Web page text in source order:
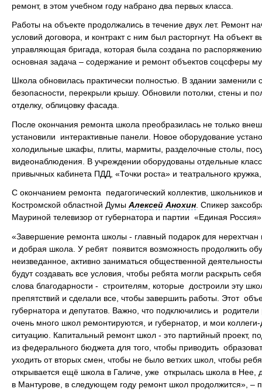
ремонт, в этом учебном году набрано два первых класса.
Работы на объекте продолжались в течение двух лет. Ремонт
условий договора, и контракт с ним был расторгнут. На
управляющая бригада, которая была создана по
основная задача – содержание и ремонт объектов соцсферы
Школа обновилась практически полностью. В здании
безопасности, перекрыли крышу. Обновили потолки, стены и
отделку, облицовку фасада.
После окончания ремонта школа преобразилась не только
установили интерактивные панели. Новое оборудование
холодильные шкафы, плиты, мармиты, разделочные столы,
видеонаблюдения. В учреждении оборудованы отдельные
привычных кабинета ПДД, «Точки роста» и театрального
С окончанием ремонта педагогический коллектив,
Костромской областной Думы Алексей Анохин. Спикер
Мауриной телевизор от губернатора и партии «Единая
«Завершение ремонта школы - главный подарок для
и добрая школа. У ребят появится возможность продолжить
неизведанное, активно заниматься общественной
будут создавать все условия, чтобы ребята могли раскрыть
слова благодарности - строителям, которые достроили эту
препятствий и сделали все, чтобы завершить работы. Этот
губернатора и депутатов. Важно, что подключились и
очень много школ ремонтируются, и губернатор, и мои
ситуацию. Капитальный ремонт школ - это партийный проект,
из федерального бюджета для того, чтобы приводить
уходить от вторых смен, чтобы не было ветхих школ, чтобы
открывается ещё школа в Галиче, уже открылась школа в
в Мантурове, в следующем году ремонт школ продолжится», –